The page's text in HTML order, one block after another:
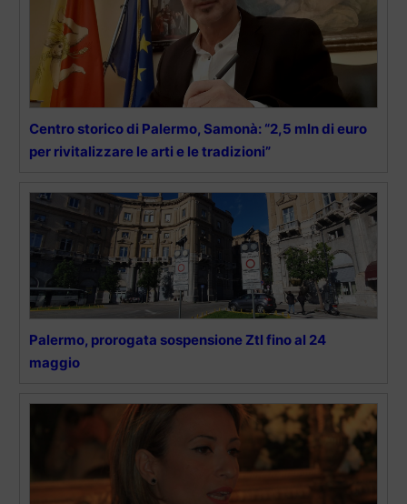
Centro storico di Palermo, Samonà: “2,5 mln di euro
per rivitalizzare le arti e le tradizioni”
Palermo, prorogata sospensione Ztl fino al 24
maggio